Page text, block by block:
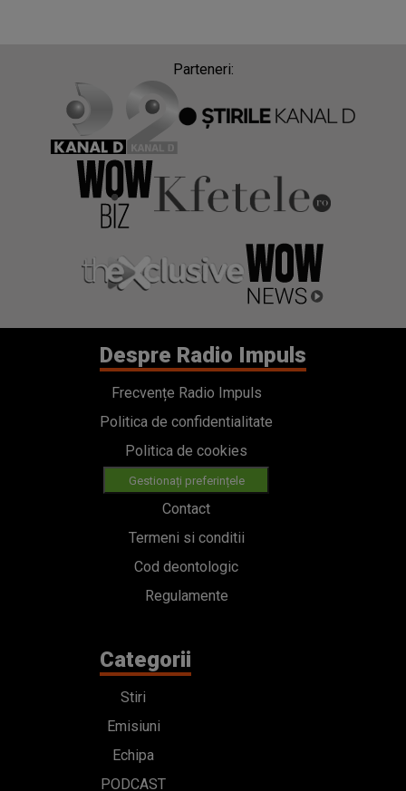
Parteneri:
Despre Radio Impuls
Frecvențe Radio Impuls
Politica de confidentialitate
Politica de cookies
Gestionați preferințele
Contact
Termeni si conditii
Cod deontologic
Regulamente
Categorii
Stiri
Emisiuni
Echipa
PODCAST